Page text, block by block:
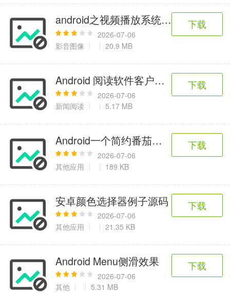
android之视频播放系统VideoView和
2026-07-06
影音图像
20.9 MB
下载
Android 阅读软件客户端app
2026-07-06
新闻阅读
5.17 MB
下载
Android一个简约番茄时钟的实现效果
2026-07-06
其他应用
189 KB
下载
安卓颜色选择器例子源码
2026-07-06
其他应用
21.35 KB
下载
Android Menu侧滑效果
2026-07-06
其他
5.31 MB
下载